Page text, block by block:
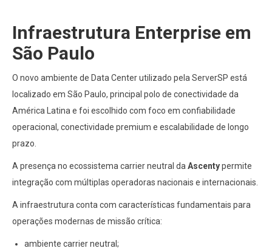
Infraestrutura Enterprise em
São Paulo
O novo ambiente de Data Center utilizado pela ServerSP está
localizado em São Paulo, principal polo de conectividade da
América Latina e foi escolhido com foco em confiabilidade
operacional, conectividade premium e escalabilidade de longo
prazo.
A presença no ecossistema carrier neutral daAscentypermite
integração com múltiplas operadoras nacionais e internacionais.
A infraestrutura conta com características fundamentais para
operações modernas de missão crítica:
ambiente carrier neutral;